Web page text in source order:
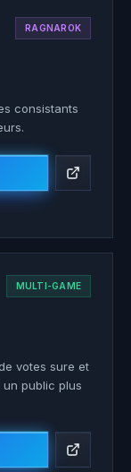
RAGNAROK
consistants
MULTI-GAME
votes sure et
public plus